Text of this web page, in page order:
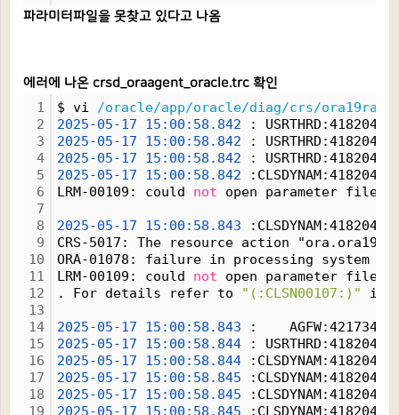
파라미터파일을 못찾고 있다고 나옴
에러에 나온 crsd_oraagent_oracle.trc 확인
1
2
3
4
5
6
7
8
9
10
11
12
13
14
15
16
17
18
19
$ vi /oracle/app/oracle/diag/crs/
2025-05-17
15:00:58.842 :
2025-05-17
15:00:58.842 :
2025-05-17
15:00:58.842 :
2025-05-17
15:00:58.842
LRM-00109: could not open parameter file
2025-05-17 15:00:58.843
CRS-5017: The resource action
ORA-01078: failure in processing system
LRM-00109: could not open parameter file
. For details refer to
"(:CLSN00107:)" in
2025-05-17 15:00:58.843 :
2025-05-17
15:00:58.844 :
2025-05-17
15:00:58.844
2025-05-17
15:00:58.845
2025-05-17
15:00:58.845
2025-05-17
15:00:58.845